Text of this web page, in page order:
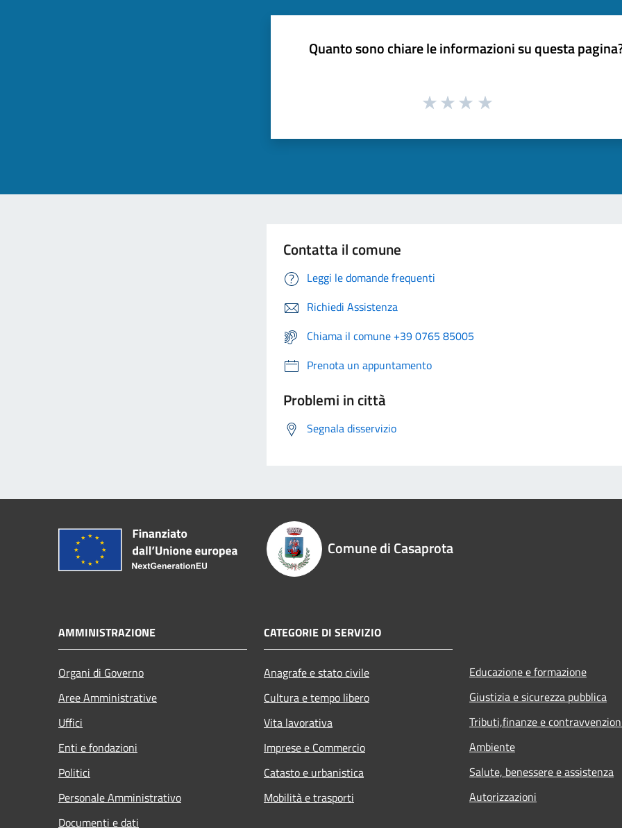
Quanto sono chiare le informazioni su questa
Contatta il comune
Leggi le domande frequenti
Richiedi Assistenza
Chiama il comune +39 0765 85005
Prenota un appuntamento
Problemi in città
Segnala disservizio
Comune di Casaprota
AMMINISTRAZIONE
Organi di Governo
Aree Amministrative
Uffici
Enti e fondazioni
Politici
Personale Amministrativo
Documenti e dati
CATEGORIE DI SERVIZIO
Anagrafe e stato civile
Cultura e tempo libero
Vita lavorativa
Imprese e Commercio
Catasto e urbanistica
Mobilità e trasporti
Educazione e formazione
Giustizia e sicurezza pubblica
Tributi,finanze e
Ambiente
Salute, benessere e assistenza
Autorizzazioni